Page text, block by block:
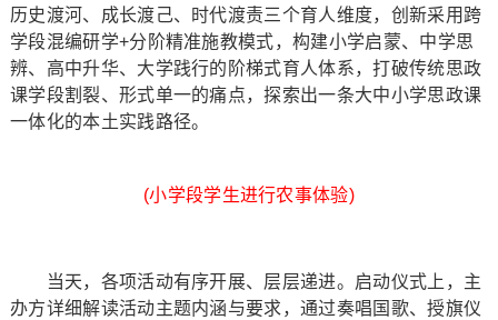
历史渡河、成长渡己、时代渡责三个育人维度，创新采用跨
学段混编研学+分阶精准施教模式，构建小学启蒙、中学思
辨、高中升华、大学践行的阶梯式育人体系，打破传统思政
课学段割裂、形式单一的痛点，探索出一条大中小学思政课
一体化的本土实践路径。
(小学段学生进行农事体验)
当天，各项活动有序开展、层层递进。启动仪式上，主
办方详细解读活动主题内涵与要求，通过奏唱国歌、授旗仪